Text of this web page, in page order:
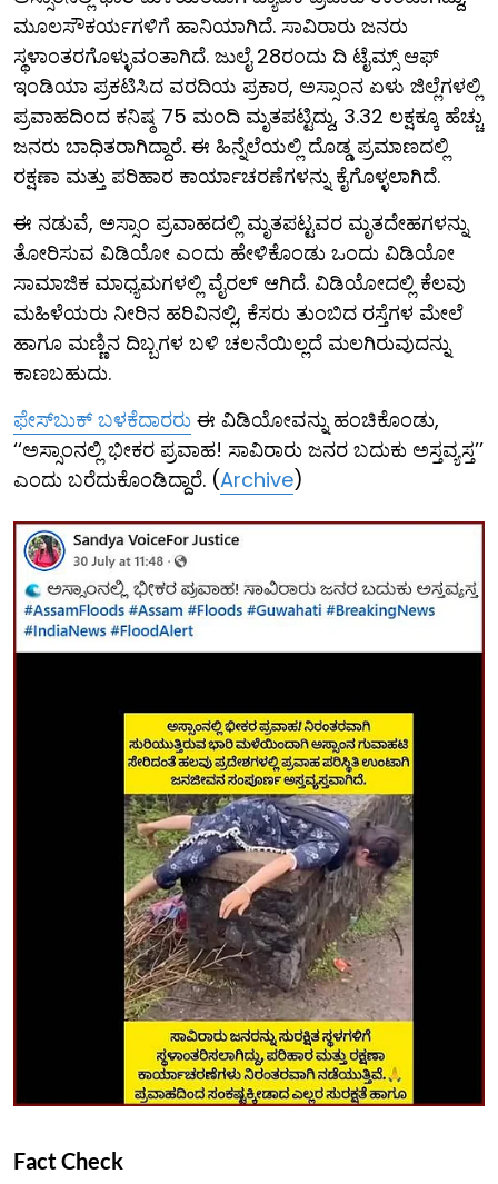
ಮೂಲಸೌಕರ್ಯಗಳಿಗೆ ಹಾನಿಯಾಗಿದೆ. ಸಾವಿರಾರು ಜನರು
ಸ್ಥಳಾಂತರಗೊಳ್ಳುವಂತಾಗಿದೆ. ಜುಲೈ 28ರಂದು ದಿ ಟೈಮ್ಸ್ ಆಫ್
ಇಂಡಿಯಾ ಪ್ರಕಟಿಸಿದ ವರದಿಯ ಪ್ರಕಾರ, ಅಸ್ಸಾಂನ ಏಳು ಜಿಲ್ಲೆಗಳಲ್ಲಿ
ಪ್ರವಾಹದಿಂದ ಕನಿಷ್ಠ 75 ಮಂದಿ ಮೃತಪಟ್ಟಿದ್ದು, 3.32 ಲಕ್ಷಕ್ಕೂ ಹೆಚ್ಚು
ಜನರು ಬಾಧಿತರಾಗಿದ್ದಾರೆ. ಈ ಹಿನ್ನೆಲೆಯಲ್ಲಿ ದೊಡ್ಡ ಪ್ರಮಾಣದಲ್ಲಿ
ರಕ್ಷಣಾ ಮತ್ತು ಪರಿಹಾರ ಕಾರ್ಯಾಚರಣೆಗಳನ್ನು ಕೈಗೊಳ್ಳಲಾಗಿದೆ.
ಈ ನಡುವೆ, ಅಸ್ಸಾಂ ಪ್ರವಾಹದಲ್ಲಿ ಮೃತಪಟ್ಟವರ ಮೃತದೇಹಗಳನ್ನು
ತೋರಿಸುವ ವಿಡಿಯೋ ಎಂದು ಹೇಳಿಕೊಂಡು ಒಂದು ವಿಡಿಯೋ
ಸಾಮಾಜಿಕ ಮಾಧ್ಯಮಗಳಲ್ಲಿ ವೈರಲ್ ಆಗಿದೆ. ವಿಡಿಯೋದಲ್ಲಿ ಕೆಲವು
ಮಹಿಳೆಯರು ನೀರಿನ ಹರಿವಿನಲ್ಲಿ, ಕೆಸರು ತುಂಬಿದ ರಸ್ತೆಗಳ ಮೇಲೆ
ಹಾಗೂ ಮಣ್ಣಿನ ದಿಬ್ಬಗಳ ಬಳಿ ಚಲನೆಯಿಲ್ಲದೆ ಮಲಗಿರುವುದನ್ನು
ಕಾಣಬಹುದು.
ಫೇಸ್‌ಬುಕ್ ಬಳಕೆದಾರರು ಈ ವಿಡಿಯೋವನ್ನು ಹಂಚಿಕೊಂಡು,
‘‘ಅಸ್ಸಾಂನಲ್ಲಿ ಭೀಕರ ಪ್ರವಾಹ! ಸಾವಿರಾರು ಜನರ ಬದುಕು ಅಸ್ತವ್ಯಸ್ತ’’
ಎಂದು ಬರೆದುಕೊಂಡಿದ್ದಾರೆ. (Archive)
Fact Check